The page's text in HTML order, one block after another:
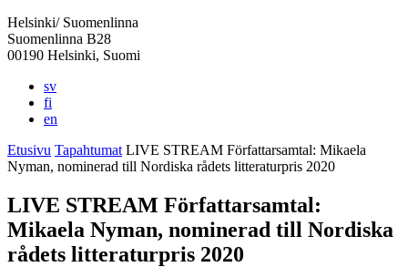
Helsinki/ Suomenlinna
Suomenlinna B28
00190 Helsinki, Suomi
sv
fi
en
Etusivu Tapahtumat LIVE STREAM Författarsamtal: Mikaela
Nyman, nominerad till Nordiska rådets litteraturpris 2020
LIVE STREAM Författarsamtal:
Mikaela Nyman, nominerad till Nordiska
rådets litteraturpris 2020